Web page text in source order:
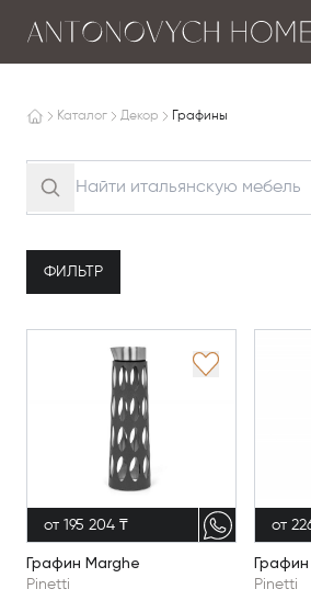
Каталог Декор Графины
ФИЛЬТР
от 195 204 ₸
Графин Marghe
Pinetti
от
Pinetti